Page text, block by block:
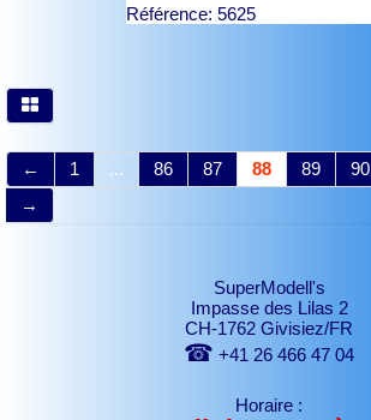
Référence: 5625
← 1 ... 86 87 88 89 90
→
SuperModell's
Impasse des Lilas 2
CH-1762 Givisiez/FR
☎ +41 26 466 47 04
Horaire :